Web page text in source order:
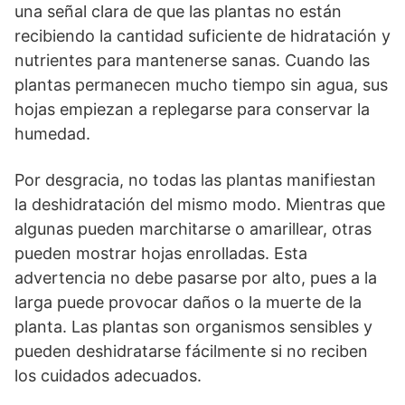
una señal clara de que las plantas no están
recibiendo la cantidad suficiente de hidratación y
nutrientes para mantenerse sanas. Cuando las
plantas permanecen mucho tiempo sin agua, sus
hojas empiezan a replegarse para conservar la
humedad.
Por desgracia, no todas las plantas manifiestan
la deshidratación del mismo modo. Mientras que
algunas pueden marchitarse o amarillear, otras
pueden mostrar hojas enrolladas. Esta
advertencia no debe pasarse por alto, pues a la
larga puede provocar daños o la muerte de la
planta. Las plantas son organismos sensibles y
pueden deshidratarse fácilmente si no reciben
los cuidados adecuados.